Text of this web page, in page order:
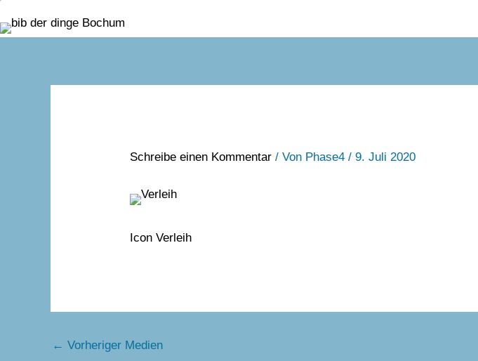
Schreibe einen Kommentar / Von Phase4/9. Juli 2020
Icon Verleih
← Vorheriger Medien